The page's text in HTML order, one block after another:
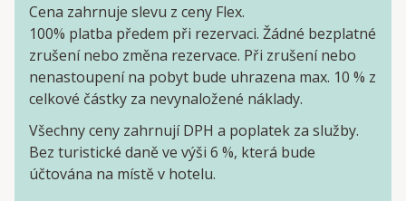
Cena zahrnuje slevu z ceny Flex.
100% platba předem při rezervaci. Žádné bezplatné
zrušení nebo změna rezervace. Při zrušení nebo
nenastoupení na pobyt bude uhrazena max. 10 % z
celkové částky za nevynaložené náklady.
Všechny ceny zahrnují DPH a poplatek za služby.
Bez turistické daně ve výši 6 %, která bude
účtována na místě v hotelu.